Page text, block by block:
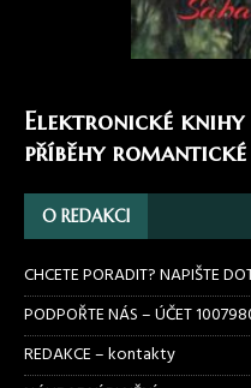
Elektronické knihy
příběhy
O REDAKCI
CHCETE PORADIT? NAPIŠTE
PODPOŘTE NÁS – ÚČET
REDAKCE – kontakty